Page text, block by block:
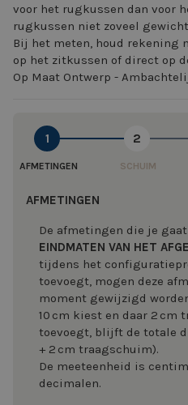
voor het rugkussen dan voor
rugkussen niet zoveel
Bij het meten, houd rekening
op het zitkussen of direct op
Op Maat Ontwerp -
1
AFMETINGEN
2
SCHUIM
AFMETINGEN
De afmetingen die je
EINDMATEN VAN HET
tijdens het
toevoegt, mogen deze
moment gewijzigd
10 cm kiest en daar 2 cm
toevoegt, blijft de totale
+ 2 cm traagschuim).
De meeteenheid is
decimalen.